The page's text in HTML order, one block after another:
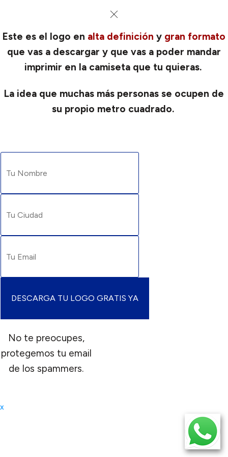
Este es el logo en alta definición y gran formato
que vas a descargar y que vas a poder mandar
imprimir en la camiseta que tu quieras.
La idea que muchas más personas se ocupen de
su propio metro cuadrado.
No te preocupes,
protegemos tu email
de los spammers.
x